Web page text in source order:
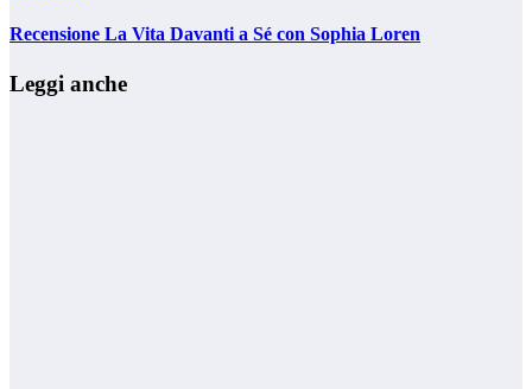
Recensione La Vita Davanti a Sé con Sophia Loren
Leggi anche